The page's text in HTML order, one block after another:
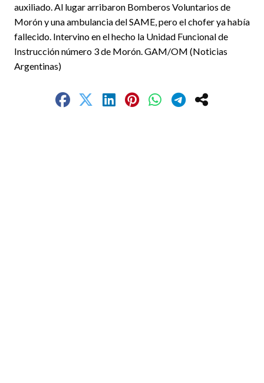
auxiliado. Al lugar arribaron Bomberos Voluntarios de
Morón y una ambulancia del SAME, pero el chofer ya había
fallecido. Intervino en el hecho la Unidad Funcional de
Instrucción número 3 de Morón. GAM/OM (Noticias
Argentinas)